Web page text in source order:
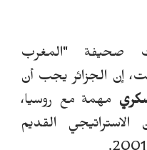
صحيفة "المغرب
إن الجزائر يجب أن
مهمة مع روسيا،
القديم